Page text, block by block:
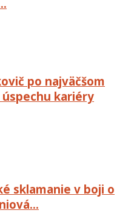
po najväčšom
kariéry
sklamanie v boji o